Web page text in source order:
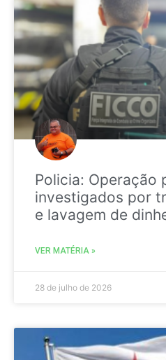
Policia: Operação
investigados por
e lavagem de
VER MATÉRIA »
28 de julho de 2026